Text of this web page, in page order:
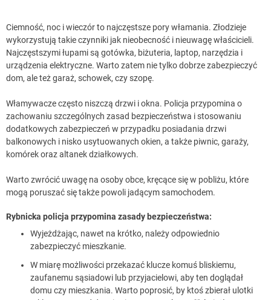
Ciemność, noc i wieczór to najczęstsze pory włamania. Złodzieje
wykorzystują takie czynniki jak nieobecność i nieuwagę właścicieli.
Najczęstszymi łupami są gotówka, biżuteria, laptop, narzędzia i
urządzenia elektryczne. Warto zatem nie tylko dobrze zabezpieczyć
dom, ale też garaż, schowek, czy szopę.
Włamywacze często niszczą drzwi i okna. Policja przypomina o
zachowaniu szczególnych zasad bezpieczeństwa i stosowaniu
dodatkowych zabezpieczeń w przypadku posiadania drzwi
balkonowych i nisko usytuowanych okien, a także piwnic, garaży,
komórek oraz altanek działkowych.
Warto zwrócić uwagę na osoby obce, kręcące się w pobliżu, które
mogą poruszać się także powoli jadącym samochodem.
Rybnicka policja przypomina zasady bezpieczeństwa:
Wyjeżdżając, nawet na krótko, należy odpowiednio
zabezpieczyć mieszkanie.
W miarę możliwości przekazać klucze komuś bliskiemu,
zaufanemu sąsiadowi lub przyjacielowi, aby ten doglądał
domu czy mieszkania. Warto poprosić, by ktoś zbierał ulotki